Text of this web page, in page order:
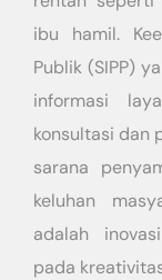
ibu hamil.
Publik (SIPP)
informasi
konsultasi dan
sarana
keluhan
adalah
pada